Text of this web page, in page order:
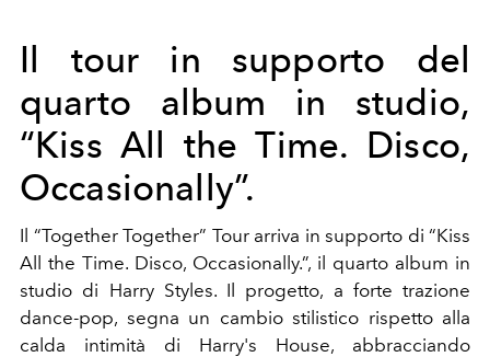
Il tour in supporto del
quarto album in studio,
“Kiss All the Time. Disco,
Occasionally”.
Il “Together Together” Tour arriva in supporto di “Kiss
All the Time. Disco, Occasionally.”, il quarto album in
studio di Harry Styles. Il progetto, a forte trazione
dance-pop, segna un cambio stilistico rispetto alla
calda intimità di Harry's House, abbracciando